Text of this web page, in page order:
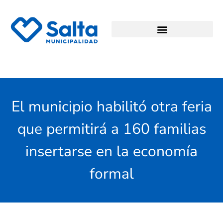
El municipio habilitó otra feria
que permitirá a 160 familias
insertarse en la economía
formal